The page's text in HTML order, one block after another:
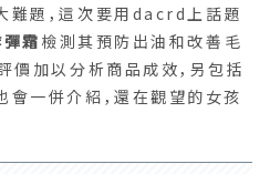
難題，這次要用dacrd上話題
霜 檢測其預防出油和改善毛
價加以分析商品成效，另包括
一併介紹，還在觀望的女孩